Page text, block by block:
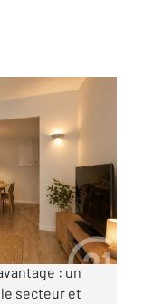
: un
secteur et